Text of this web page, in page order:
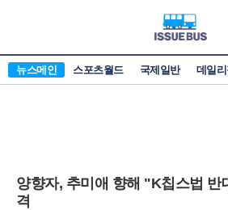
뉴스메인 스포츠월드 국제일반 데일리
양향자, 추미애 향해 "K칩스법 반
격